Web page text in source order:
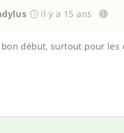
il y a 15 ans
bon début, surtout pour